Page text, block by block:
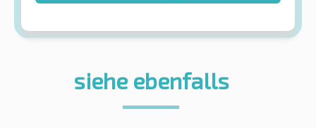
siehe ebenfalls